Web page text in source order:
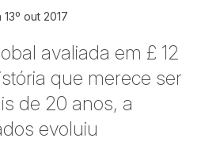
13º out 2017
avaliada em £ 12
que merece ser
de 20 anos, a
evoluiu